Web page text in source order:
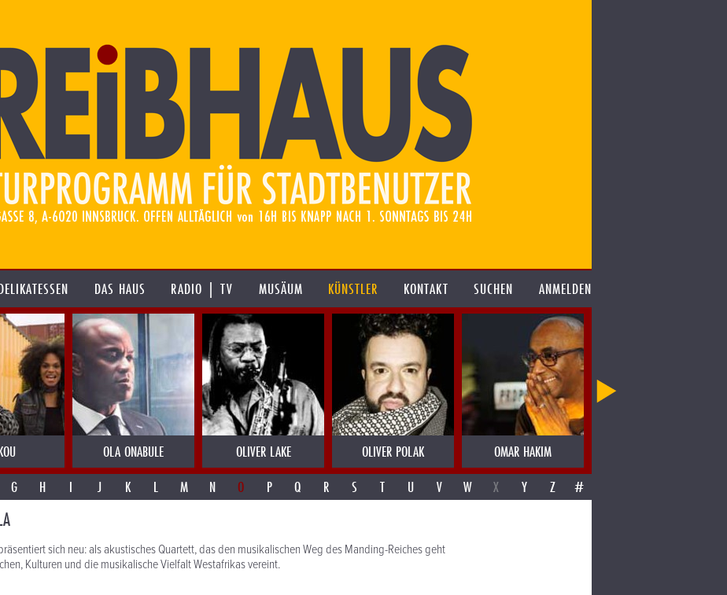
DAS HAUS RADIO | TV MUSÄUM KÜNSTLER KONTAKT SUCHEN ANMELDEN
OLA ONABULE OLIVER LAKE OLIVER POLAK OMAR HAKIM
G H I J K L M N O P Q R S T U V W X Y Z #
sich neu: als akustisches Quartett, das den musikalischen Weg des Manding-Reiches geht
Kulturen und die musikalische Vielfalt Westafrikas vereint.